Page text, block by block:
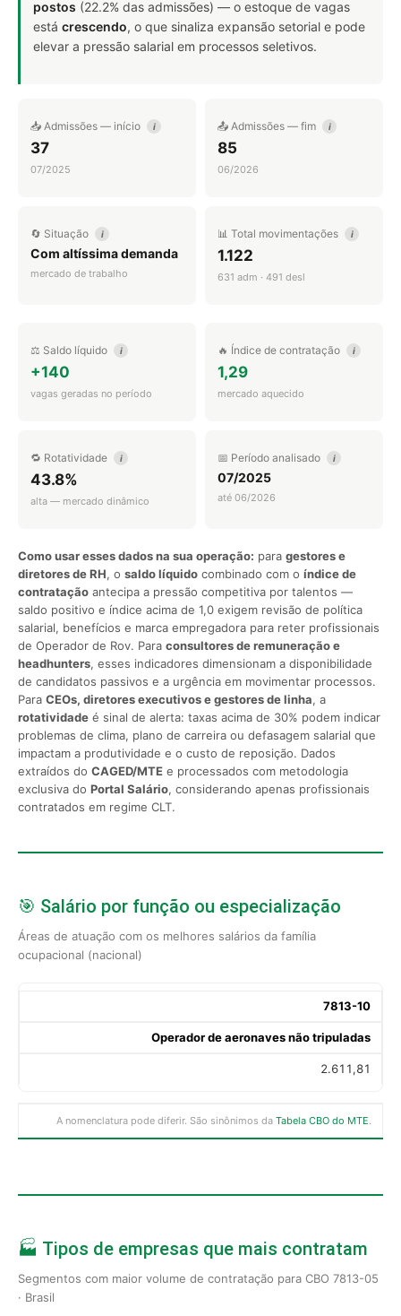
postos (22.2% das admissões) — o estoque de vagas
está crescendo, o que sinaliza expansão setorial e pode
elevar a pressão salarial em processos seletivos.
📥 Admissões — início i
37
07/2025
📤 Admissões — fim i
85
06/2026
🔄 Situação i
Com altíssima demanda
mercado de trabalho
📊 Total movimentações i
1.122
631 adm · 491 desl
⚖️ Saldo líquido i
+140
vagas geradas no período
🔥 Índice de contratação i
1,29
mercado aquecido
🔁 Rotatividade i
43.8%
alta — mercado dinâmico
📅 Período analisado i
07/2025
até 06/2026
Como usar esses dados na sua operação: para gestores e
diretores de RH, o saldo líquido combinado com o índice de
contratação antecipa a pressão competitiva por talentos —
saldo positivo e índice acima de 1,0 exigem revisão de política
salarial, benefícios e marca empregadora para reter profissionais
de Operador de Rov. Para consultores de remuneração e
headhunters, esses indicadores dimensionam a disponibilidade
de candidatos passivos e a urgência em movimentar processos.
Para CEOs, diretores executivos e gestores de linha, a
rotatividade é sinal de alerta: taxas acima de 30% podem indicar
problemas de clima, plano de carreira ou defasagem salarial que
impactam a produtividade e o custo de reposição. Dados
extraídos do CAGED/MTE e processados com metodologia
exclusiva do Portal Salário, considerando apenas profissionais
contratados em regime CLT.
🎯 Salário por função ou especialização
Áreas de atuação com os melhores salários da família
ocupacional (nacional)
7813-10
Operador de aeronaves não tripuladas
2.611,81
A nomenclatura pode diferir. São sinônimos da Tabela CBO do MTE.
🏭 Tipos de empresas que mais contratam
Segmentos com maior volume de contratação para CBO 7813-05
· Brasil